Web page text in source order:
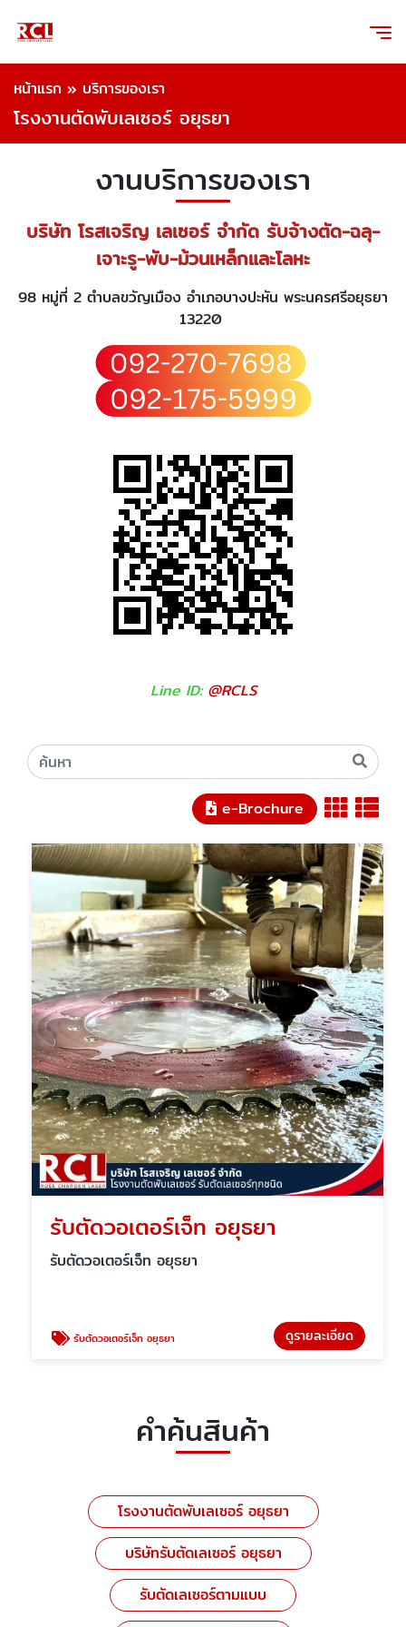
หน้าแรก » บริการของเรา
โรงงานตัดพับเลเซอร์ อยุธยา
งานบริการของเรา
บริษัท โรสเจริญ เลเซอร์ จำกัด รับจ้างตัด-ฉลุ-
เจาะรู-พับ-ม้วนเหล็กและโลหะ
98 หมู่ที่ 2 ตำบลขวัญเมือง อำเภอบางปะหัน พระนครศรีอยุธยา
13220
Line ID: @RCLS
e-Brochure
รับตัดวอเตอร์เจ็ท อยุธยา
รับตัดวอเตอร์เจ็ท อยุธยา
รับตัดวอเตอร์เจ็ท อยุธยา ดูรายละเอียด
คำค้นสินค้า
โรงงานตัดพับเลเซอร์ อยุธยา
บริษัทรับตัดเลเซอร์ อยุธยา
รับตัดเลเซอร์ตามแบบ